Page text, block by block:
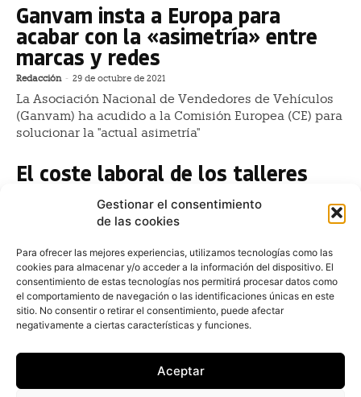
Gestionar el consentimiento
de las cookies
Para ofrecer las mejores experiencias, utilizamos tecnologías como las
cookies para almacenar y/o acceder a la información del dispositivo. El
consentimiento de estas tecnologías nos permitirá procesar datos como
el comportamiento de navegación o las identificaciones únicas en este
sitio. No consentir o retirar el consentimiento, puede afectar
negativamente a ciertas características y funciones.
Aceptar
Ganvam insta a Europa para
acabar con la «asimetría» entre
marcas y redes
Redacción - 29 de octubre de 2021
La Asociación Nacional de Vendedores de Vehículos
(Ganvam) ha acudido a la Comisión Europea (CE) para
solucionar la "actual asimetría"
El coste laboral de los talleres
supone el 60% de sus ingresos
15 de septiembre de 2021
de su facturación por la subida del IPC o el
incremento del salario mínimo interprofesional
El Volkswagen Golf se mantiene
como usado más vendido en
España
El Volkswagen Golf cerró el mes de junio como el